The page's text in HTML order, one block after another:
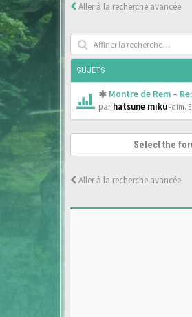
Aller à la recherche avancée
SUJETS
Montre de Rem –
parhatsune miku- dim. 5
Select the
Aller à la recherche avancée